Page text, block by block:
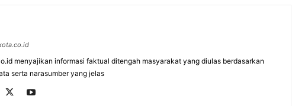
menyajikan informasi faktual ditengah masyarakat yang diulas berdasarkan
serta narasumber yang jelas